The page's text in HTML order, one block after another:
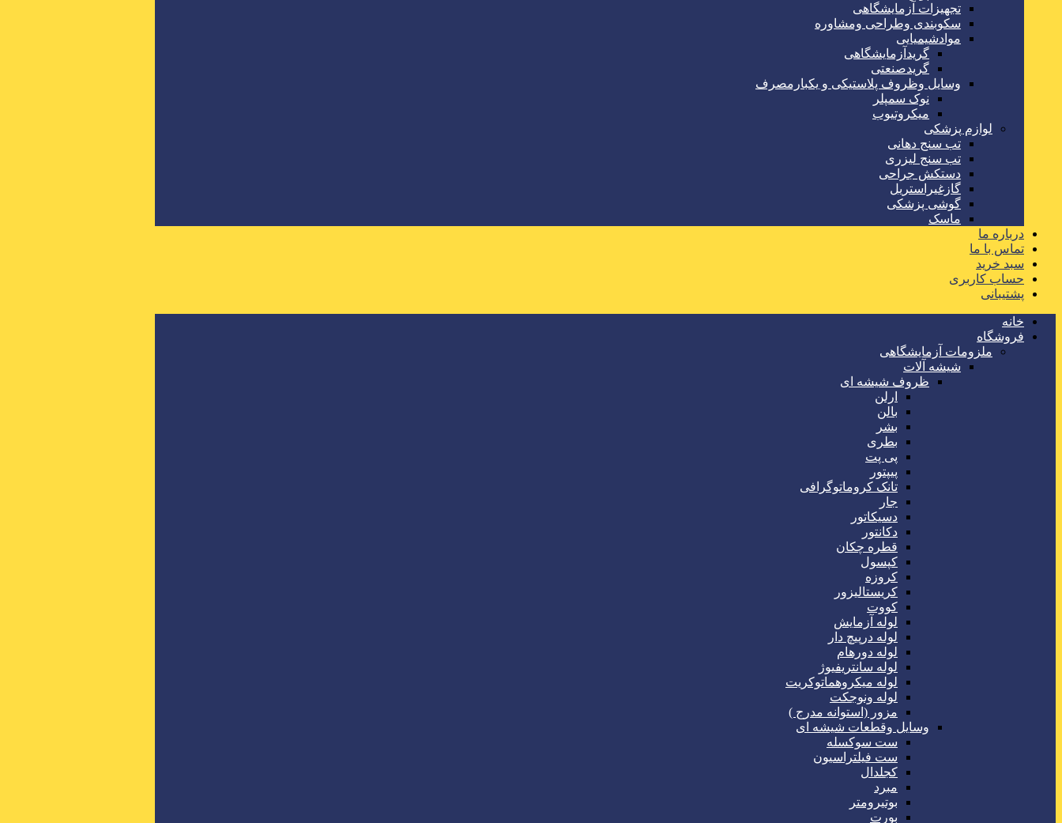
تجهیزات آزمایشگاهی
سکوبندی وطراحی ومشاوره
موادشیمیایی
گریدآزمایشگاهی
گریدصنعتی
وسایل وظروف پلاستیکی و یکبارمصرف
نوک سمپلر
میکروتیوب
لوازم پزشکی
تب سنج دهانی
تب سنج لیزری
دستکش جراحی
گازغیراستریل
گوشی پزشکی
ماسک
درباره ما
تماس با ما
سبد خرید
حساب کاربری
پشتیبانی
خانه
فروشگاه
ملزومات آزمایشگاهی
شیشه آلات
ظروف شیشه ای
ارلن
بالن
بشر
بطری
پی پت
پیپتور
تانک کروماتوگرافی
جار
دسیکاتور
دکانتور
قطره چکان
کپسول
کروزه
کریستالیزور
کووت
لوله آزمایش
لوله درپیچ دار
لوله دورهام
لوله سانتریفیوژ
لوله میکروهماتوکریت
لوله ونوجکت
مزور (استوانه مدرج )
وسایل وقطعات شیشه ای
ست سوکسله
ست فیلتراسیون
کجلدال
مبرد
بوتیرومتر
بورت